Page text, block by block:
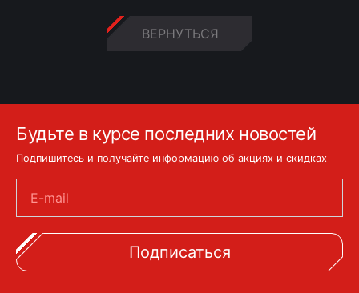
ВЕРНУТЬСЯ
Будьте в курсе последних новостей
Подпишитесь и получайте информацию об акциях и скидках
E-mail
Подписаться